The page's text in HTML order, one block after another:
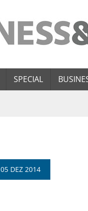
SPECIAL
05 DEZ 2014